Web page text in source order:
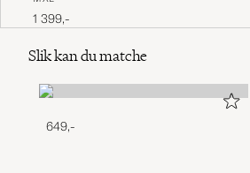
1 399,-
Slik kan du matche
649,-